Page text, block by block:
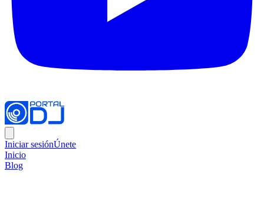
Iniciar sesiónÚnete
Inicio
Blog